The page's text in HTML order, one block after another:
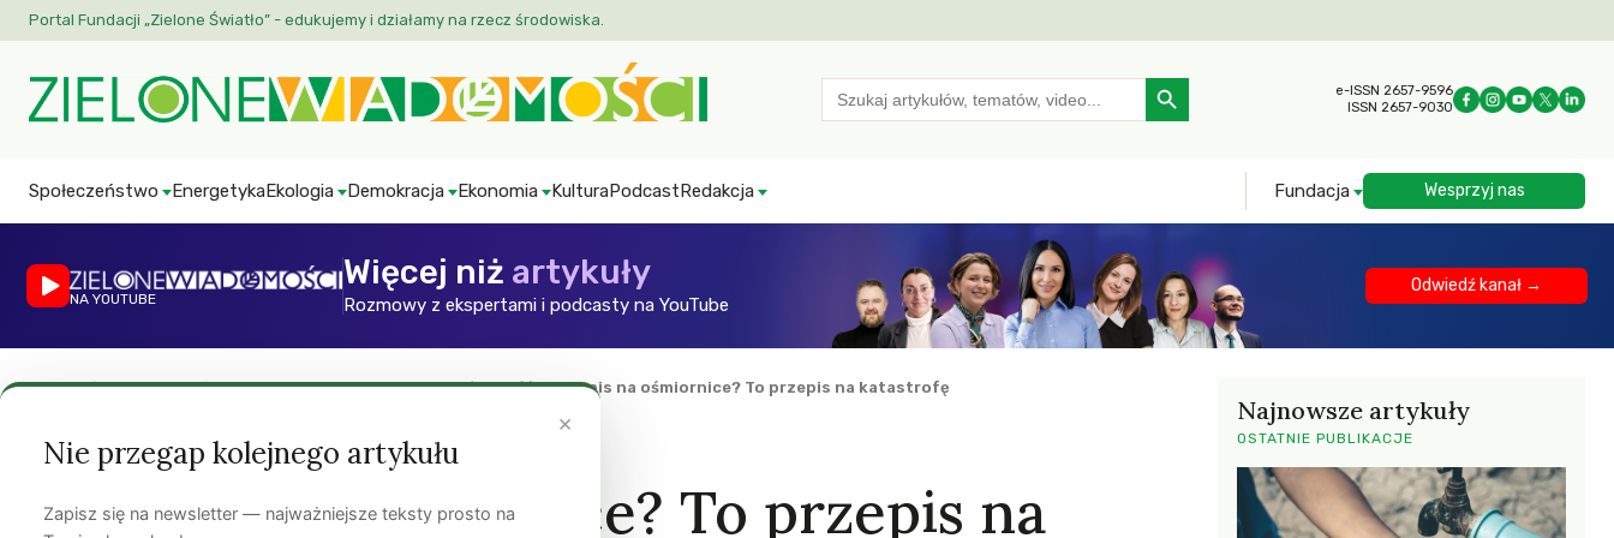
Portal Fundacji „Zielone Światło” - edukujemy i działamy na rzecz środowiska.
Search
for:
Search Button
e-ISSN 2657-9596
ISSN 2657-9030
Społeczeństwo EnergetykaEkologia Demokracja Ekonomia KulturaPodcastRedakcja Fundacja Wesprzyj nas
NA YOUTUBE
Więcej niż artykuły
Rozmowy z ekspertami i podcasty na YouTube
Odwiedź kanał →
Strona główna»Artykuły»Tematy»Ekologia»Rolnictwo i żywność»Przepis na ośmiornice? To przepis na katastrofę
Aktualności Rolnictwo i żywność
Przepis na ośmiornice? To przepis na
Najnowsze artykuły
OSTATNIE PUBLIKACJE
×
Nie przegap kolejnego artykułu
Zapisz się na newsletter — najważniejsze teksty prosto na